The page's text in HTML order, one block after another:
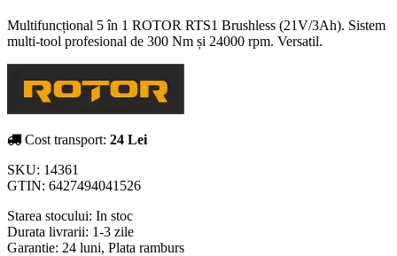
Multifuncțional 5 în 1 ROTOR RTS1 Brushless (21V/3Ah). Sistem
multi-tool profesional de 300 Nm și 24000 rpm. Versatil.
Cost transport: 24 Lei
SKU: 14361
GTIN: 6427494041526
Starea stocului: In stoc
Durata livrarii: 1-3 zile
Garantie: 24 luni, Plata ramburs